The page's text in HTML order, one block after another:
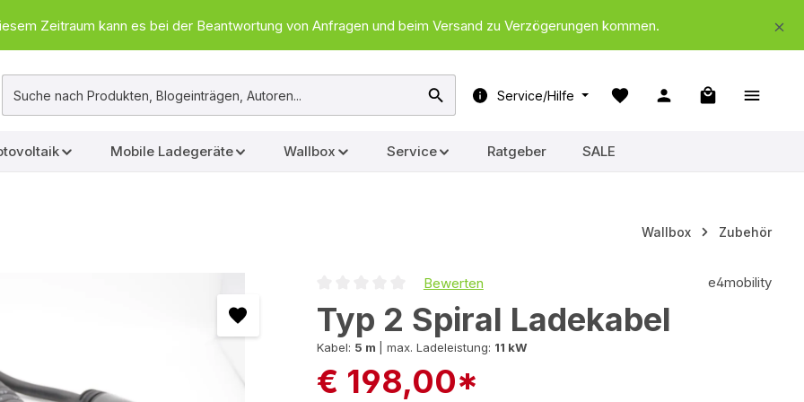
Zeitraum kann es bei der Beantwortung von Anfragen und beim Versand zu Verzögerungen kommen.
Service/Hilfe
Warenkorb
Mobile Ladegeräte Wallbox Service Ratgeber SALE
Wallbox Zubehör
Bewerten e4mobility
Typ 2 Spiral Ladekabel
Kabel: 5 m max. Ladeleistung: 11 kW
€ 198,00*